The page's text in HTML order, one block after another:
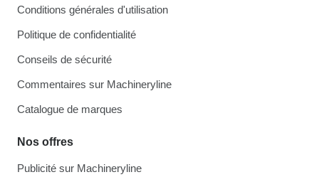
Conditions générales d'utilisation
Politique de confidentialité
Conseils de sécurité
Commentaires sur Machineryline
Catalogue de marques
Nos offres
Publicité sur Machineryline